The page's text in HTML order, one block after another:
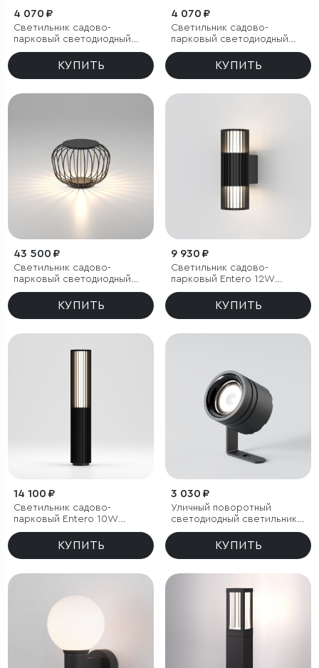
4 070 ₽
Светильник садово-
парковый светодиодный
Twinray 4000K
КУПИТЬ
4 070 ₽
Светильник садово-
парковый светодиодный
Twinray 3000K
КУПИТЬ
43 500 ₽
Светильник садово-
парковый светодиодный
Firenze черный
КУПИТЬ
9 930 ₽
Светильник садово-
парковый Entero 12W
черный
КУПИТЬ
14 100 ₽
Светильник садово-
парковый Entero 10W
черный 4000К
КУПИТЬ
3 030 ₽
Уличный поворотный
светодиодный светильник
Landscape (35190/S)
КУПИТЬ